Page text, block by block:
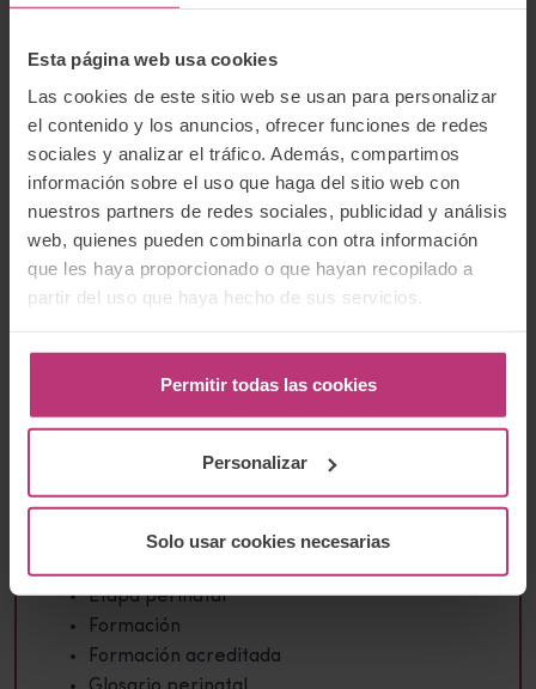
Esta página web usa cookies
Las cookies de este sitio web se usan para personalizar
el contenido y los anuncios, ofrecer funciones de redes
sociales y analizar el tráfico. Además, compartimos
información sobre el uso que haga del sitio web con
nuestros partners de redes sociales, publicidad y análisis
web, quienes pueden combinarla con otra información
que les haya proporcionado o que hayan recopilado a
partir del uso que haya hecho de sus servicios.
Permitir todas las cookies
Personalizar
Solo usar cookies necesarias
He leído laPolítica de protección de
recopilen y almacenen bajo dichos
términos.
Categorías
Bebés
Comunidad
Crónicas
Embarazo
Encuesta
Etapa perinatal
Formación
Formación acreditada